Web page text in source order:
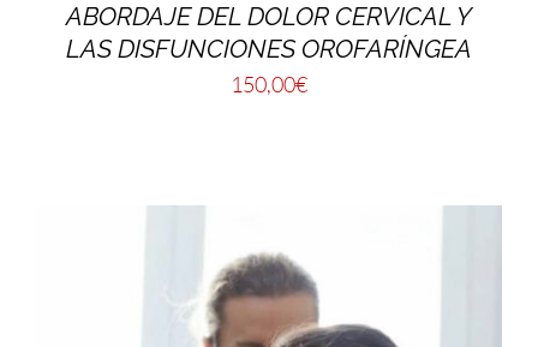
ABORDAJE DEL DOLOR CERVICAL Y
LAS DISFUNCIONES OROFARÍNGEA
150,00€